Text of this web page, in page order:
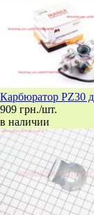
Карбюратор PZ30
909 грн./шт.
в наличии